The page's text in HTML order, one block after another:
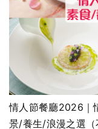
情人節餐廳2026｜
景/養生/浪漫之選（